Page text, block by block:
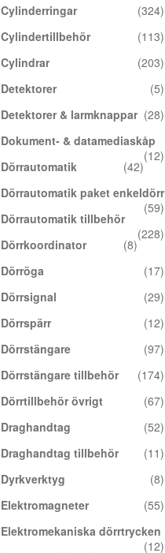
Cylinderringar
(324)
Cylindertillbehör
(113)
Cylindrar
(203)
Detektorer
(5)
Detektorer & larmknappar (28)
Dokument- & datamediaskåp
(12)
Dörrautomatik
(42)
Dörrautomatik paket enkeldörr
(59)
Dörrautomatik tillbehör
(228)
Dörrkoordinator
(8)
Dörröga
(17)
Dörrsignal
(29)
Dörrspärr
(12)
Dörrstängare
(97)
Dörrstängare tillbehör
(174)
Dörrtillbehör övrigt
(67)
Draghandtag
(52)
Draghandtag tillbehör
(11)
Dyrkverktyg
(8)
Elektromagneter
(55)
Elektromekaniska dörrtrycken
(12)